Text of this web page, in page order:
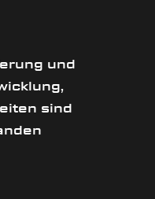
und
sind